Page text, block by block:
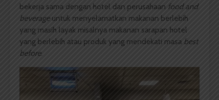
bekerja sama dengan hotel dan perusahaan food and
beverage untuk menyelamatkan makanan berlebih
yang masih layak misalnya makanan sarapan hotel
yang berlebih atau produk yang mendekati masa best
before.